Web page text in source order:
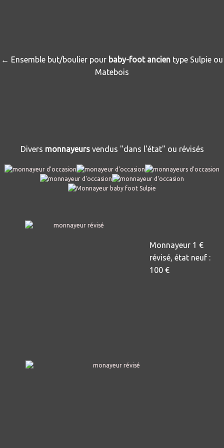
← Ensemble but/boulier pour baby-foot ancien type Sulpie ou
Matebois
Divers monnayeursvendus "dans l'état" ou révisés
Monnayeur 1 €
révisé, état neuf :
100 €